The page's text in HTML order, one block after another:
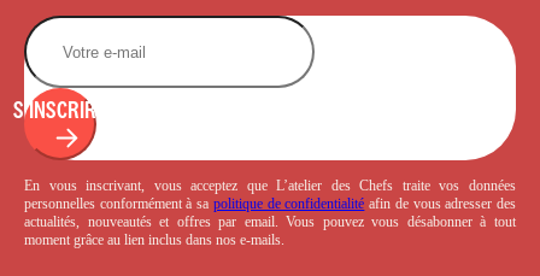
S'INSCRIRE
En vous inscrivant, vous acceptez que L’atelier des Chefs traite vos données
personnelles conformément à sa politique de confidentialité afin de vous adresser des
actualités, nouveautés et offres par email. Vous pouvez vous désabonner à tout
moment grâce au lien inclus dans nos e-mails.